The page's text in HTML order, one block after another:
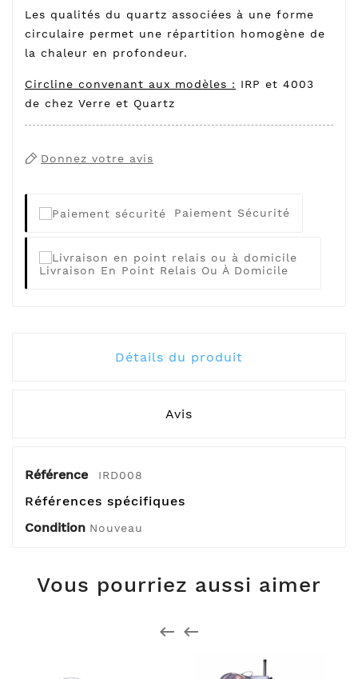
Les qualités du quartz associées à une forme
circulaire permet une répartition homogène de
la chaleur en profondeur.
Circline convenant aux modèles : IRP et 4003
de chez Verre et Quartz
Donnez votre avis
Paiement Sécurité
Livraison En Point Relais Ou À Domicile
Détails du produit
Avis
Référence IRD008
Références spécifiques
Condition Nouveau
Vous pourriez aussi aimer
 